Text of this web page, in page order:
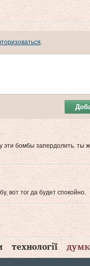
.
эти бомбы запердолить. ты
вот тог да будет спокойно.
технології